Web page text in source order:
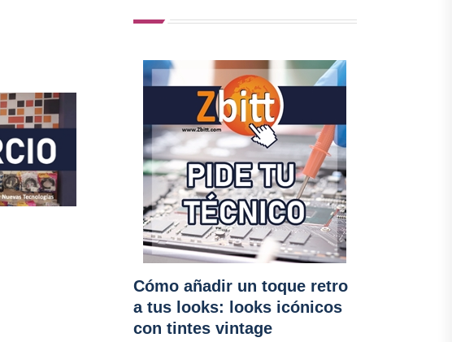
Cómo añadir un toque retro
a tus looks: looks icónicos
con tintes vintage